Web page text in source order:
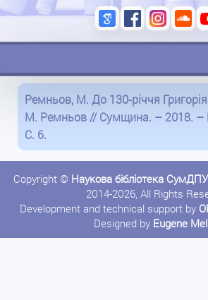
Ремньов, М. До 130-річчя
М. Ремньов // Сумщина. – 2018. –
С. 6.
Copyright © Наукова бібліотека
2014-2026, All Rights
Development and technical support by
Designed by Eugene